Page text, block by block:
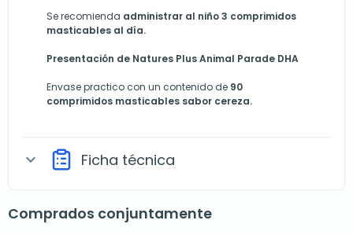
Se recomienda administrar al niño 3 comprimidos
masticables al día.
Presentación de Natures Plus Animal Parade DHA
Envase practico con un contenido de 90
comprimidos masticables sabor cereza.
expand_more Ficha técnica
Comprados conjuntamente